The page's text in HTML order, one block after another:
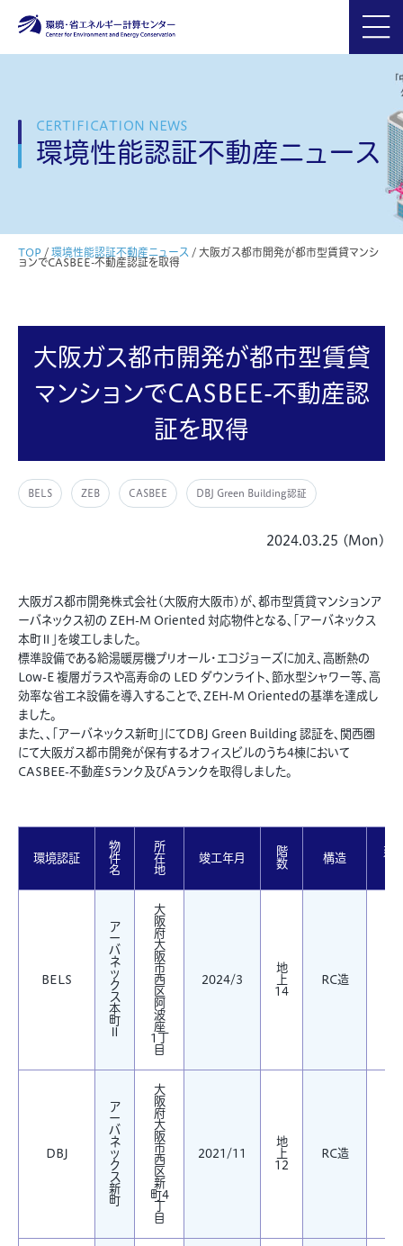
CERTIFICATION NEWS
環境性能認証不動産ニュース
TOP / 環境性能認証不動産ニュース / 大阪ガス都市開発が都市型賃貸マンシ
ョンでCASBEE-不動産認証を取得
大阪ガス都市開発が都市型賃貸
マンションでCASBEE-不動産認
証を取得
BELS ZEB CASBEE DBJ Green Building認証
2024.03.25 (Mon)
大阪ガス都市開発株式会社(大阪府大阪市)が、都市型賃貸マンションア
ーバネックス初の ZEH-M Oriented 対応物件となる、「アーバネックス
本町Ⅱ」を竣工しました。
標準設備である給湯暖房機プリオール・エコジョーズに加え、高断熱の
Low-E 複層ガラスや高寿命の LED ダウンライト、節水型シャワー等、高
効率な省エネ設備を導入することで、ZEH-M Orientedの基準を達成し
ました。
また、、「アーバネックス新町」にてDBJ Green Building 認証を、関西圏
にて大阪ガス都市開発が保有するオフィスビルのうち4棟において
CASBEE-不動産Sランク及びAランクを取得しました。
環境認証
物
件
名
所
在
地
竣工年月 階
数 構造 延
BELS
ア
ー
バ
ネ
ッ
ク
ス
本
町
Ⅱ
大
阪
府
大
阪
市
西
区
阿
波
座
1丁
目
2024/3
地
上
14
RC造
DBJ
ア
ー
バ
ネ
ッ
ク
ス
新
町
大
阪
府
大
阪
市
西
区
新
町4
丁
目
2021/11
地
上
12
RC造